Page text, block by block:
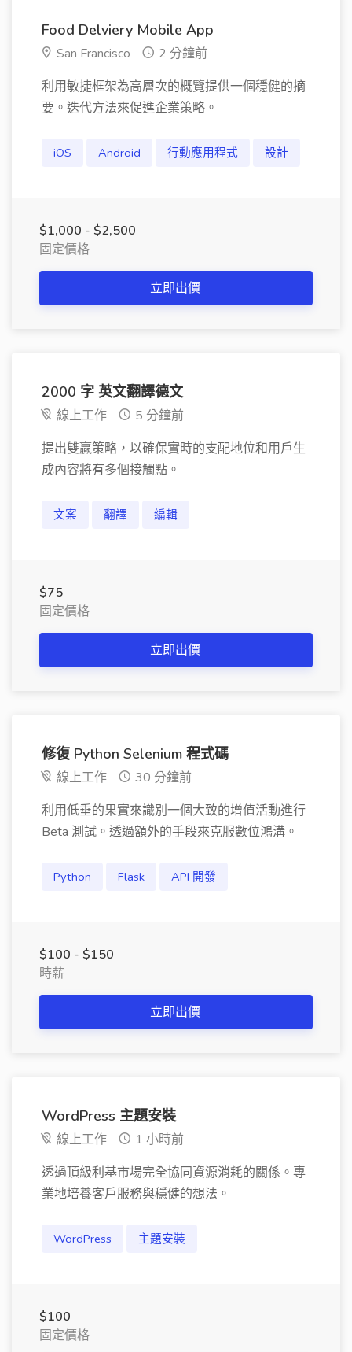
Food Delviery Mobile App
San Francisco
2 分鐘前
利用敏捷框架為高層次的概覽提供一個穩健的摘
要。迭代方法來促進企業策略。
iOS Android 行動應用程式 設計
$1,000 - $2,500
固定價格
立即出價
2000 字 英文翻譯德文
線上工作
5 分鐘前
提出雙贏策略，以確保實時的支配地位和用戶生
成內容將有多個接觸點。
文案 翻譯 編輯
$75
固定價格
立即出價
修復 Python Selenium 程式碼
線上工作
30 分鐘前
利用低垂的果實來識別一個大致的增值活動進行
Beta 測試。透過額外的手段來克服數位鴻溝。
Python Flask API 開發
$100 - $150
時薪
立即出價
WordPress 主題安裝
線上工作
1 小時前
透過頂級利基市場完全協同資源消耗的關係。專
業地培養客戶服務與穩健的想法。
WordPress 主題安裝
$100
固定價格